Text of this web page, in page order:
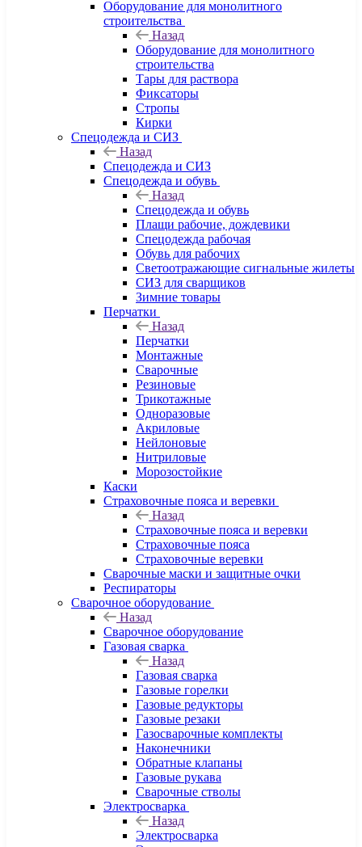
Оборудование для монолитного
строительства
Назад
Оборудование для монолитного
строительства
Тары для раствора
Фиксаторы
Стропы
Кирки
Спецодежда и СИЗ
Назад
Спецодежда и СИЗ
Спецодежда и обувь
Назад
Спецодежда и обувь
Плащи рабочие, дождевики
Спецодежда рабочая
Обувь для рабочих
Светоотражающие сигнальные жилеты
СИЗ для сварщиков
Зимние товары
Перчатки
Назад
Перчатки
Монтажные
Сварочные
Резиновые
Трикотажные
Одноразовые
Акриловые
Нейлоновые
Нитриловые
Морозостойкие
Каски
Страховочные пояса и веревки
Назад
Страховочные пояса и веревки
Страховочные пояса
Страховочные веревки
Сварочные маски и защитные очки
Респираторы
Сварочное оборудование
Назад
Сварочное оборудование
Газовая сварка
Назад
Газовая сварка
Газовые горелки
Газовые редукторы
Газовые резаки
Газосварочные комплекты
Наконечники
Обратные клапаны
Газовые рукава
Сварочные стволы
Электросварка
Назад
Электросварка